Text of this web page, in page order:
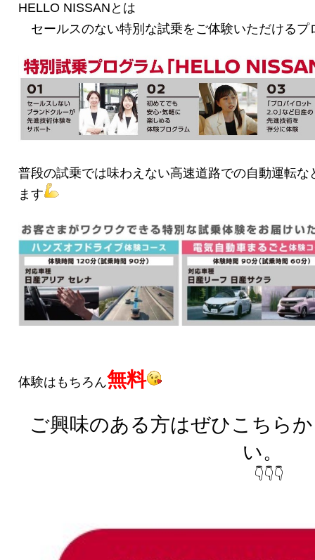
HELLO NISSANとは
セールスのない特別な試乗をご体験いただけるプ
普段の試乗では味わえない高速道路での自動運転
ます
体験はもちろん無料
ご興味のある方はぜひこちら
い。
👇👇👇